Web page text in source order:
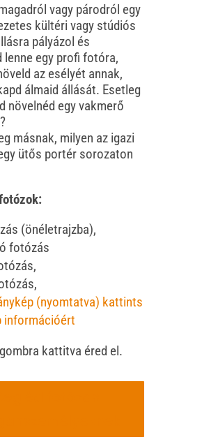
vagy párodról egy
kültéri vagy stúdiós
pályázol és
lenne egy profi fotóra,
az esélyét annak,
álmaid állását. Esetleg
növelnéd egy vakmerő
másnak, milyen az igazi
ütős portér sorozaton
(önéletrajzba),
fotózás
(nyomtatva) kattints
információért
kattitva éred el.